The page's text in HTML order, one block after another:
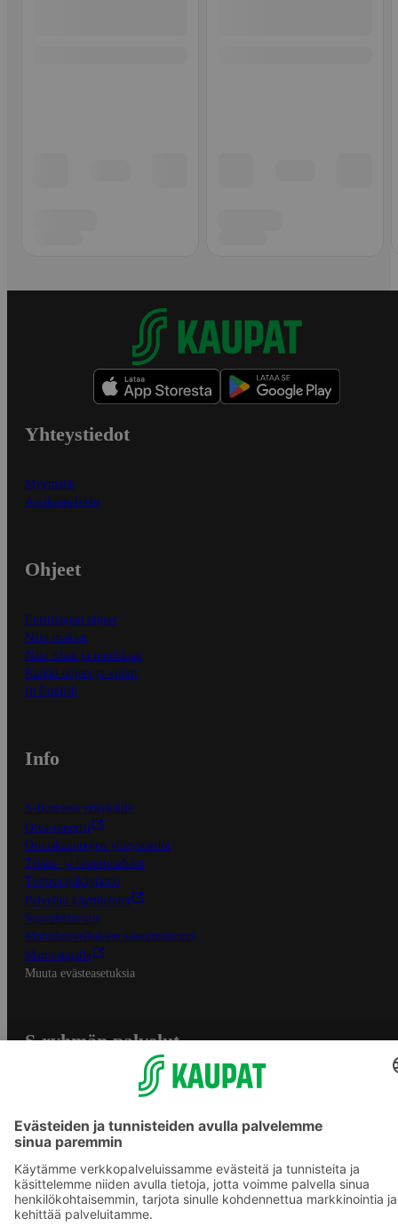
Yhteystiedot
Myymälät
Asiakaspalvelu
Ohjeet
Ensitilaajan ohjeet
Näin maksat
Näin tilaat ja muokkaat
Kaikki ohjeet ja vinkit
In English
Info
S-Business yrityksille
Oiva-raportit
Osuuskauppojen yhteystiedot
Tilaus- ja toimitusehdot
Tietosuojakäytäntö
Palvelun käyttöehdot
Saavutettavuus
Mobiilisovelluksen saavutettavuus
Mainostajalle
Muuta evästeasetuksia
S-ryhmän palvelut
Yhteishyvä Ruoka -sovellus
S-ostoslista -sovellus
Prisma.fi
Sokos.fi
S-Pankki